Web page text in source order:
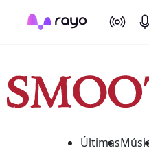
On Air
Últimas